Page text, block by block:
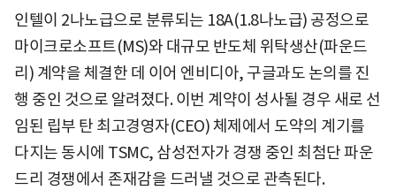
인텔이 2나노급으로 분류되는 18A(1.8나노급) 공정으로
마이크로소프트(MS)와 대규모 반도체 위탁생산(파운드
리) 계약을 체결한 데 이어 엔비디아, 구글과도 논의를 진
행 중인 것으로 알려졌다. 이번 계약이 성사될 경우 새로 선
임된 립부 탄 최고경영자(CEO) 체제에서 도약의 계기를
다지는 동시에 TSMC, 삼성전자가 경쟁 중인 최첨단 파운
드리 경쟁에서 존재감을 드러낼 것으로 관측된다.